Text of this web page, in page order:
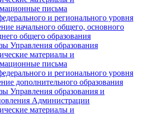
письма
и регионального уровня
начального общего, основного
общего образования
Управления образования
материалы и
письма
и регионального уровня
дополнительного образования
Управления образования и
Администрации
материалы и